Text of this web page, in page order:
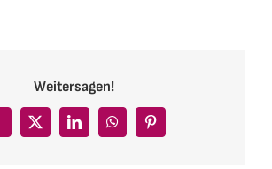
Weitersagen!
X LinkedInWhatsAppPinterest